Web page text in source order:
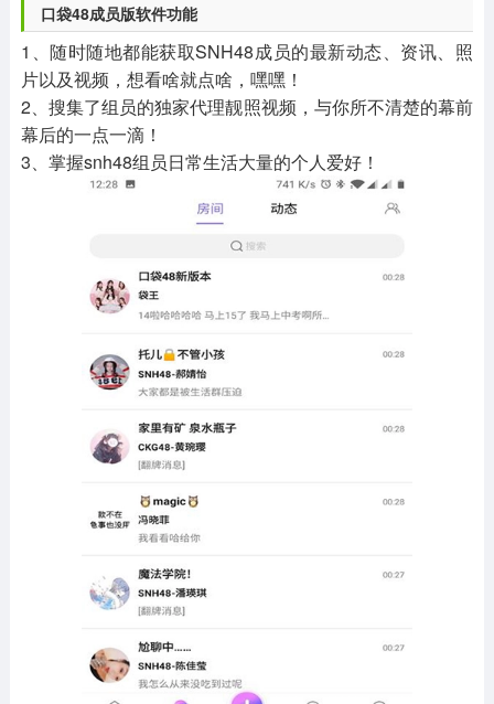
口袋48成员版软件功能
1、随时随地都能获取SNH48成员的最新动态、资讯、照
片以及视频，想看啥就点啥，嘿嘿！
2、搜集了组员的独家代理靓照视频，与你所不清楚的幕前
幕后的一点一滴！
3、掌握snh48组员日常生活大量的个人爱好！